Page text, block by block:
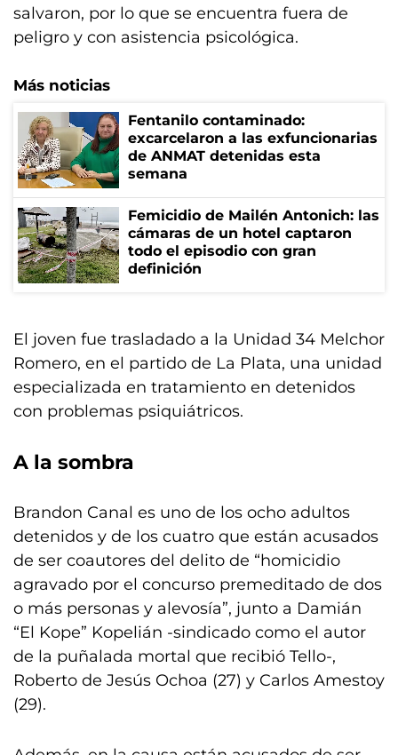
salvaron, por lo que se encuentra fuera de
peligro y con asistencia psicológica.
Más noticias
Fentanilo contaminado:
excarcelaron a las exfuncionarias
de ANMAT detenidas esta
semana
Femicidio de Mailén Antonich: las
cámaras de un hotel captaron
todo el episodio con gran
definición
El joven fue trasladado a la Unidad 34 Melchor
Romero, en el partido de La Plata, una unidad
especializada en tratamiento en detenidos
con problemas psiquiátricos.
A la sombra
Brandon Canal es uno de los ocho adultos
detenidos y de los cuatro que están acusados
de ser coautores del delito de “homicidio
agravado por el concurso premeditado de dos
o más personas y alevosía”, junto a Damián
“El Kope” Kopelián -sindicado como el autor
de la puñalada mortal que recibió Tello-,
Roberto de Jesús Ochoa (27) y Carlos Amestoy
(29).